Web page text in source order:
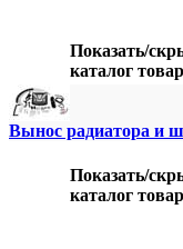
Показать/
каталог
Вынос радиатора и
Показать/
каталог